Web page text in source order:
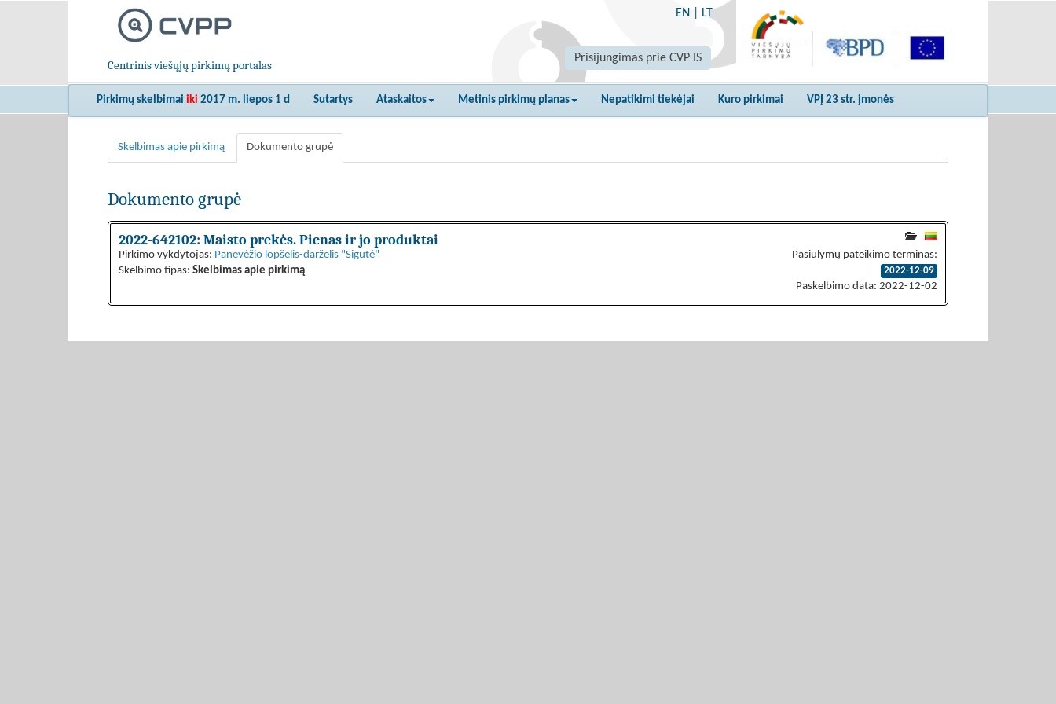
Centrinis viešųjų pirkimų portalas
EN LT
Prisijungimas prie CVP IS
Pirkimų skelbimai iki 2017 m. liepos 1 d Sutartys Ataskaitos Metinis pirkimų planas Nepatikimi tiekėjai Kuro pirkimai VPĮ 23 str. įmonės
Skelbimas apie pirkimą Dokumento grupė
Dokumento grupė
2022-642102: Maisto prekės. Pienas ir jo produktai
Pirkimo vykdytojas: Panevėžio lopšelis-darželis "Sigutė"
Skelbimo tipas: Skelbimas apie pirkimą
Pasiūlymų pateikimo terminas:
2022-12-09
Paskelbimo data: 2022-12-02